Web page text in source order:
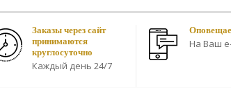
Заказы через сайт
принимаются
круглосуточно
Каждый день 24/7
На Ваш